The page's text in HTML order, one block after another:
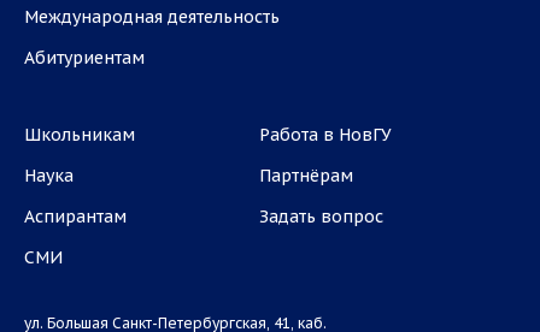
Международная деятельность
Абитуриентам
Школьникам
Наука
Аспирантам
СМИ
Работа в НовГУ
Партнёрам
Задать вопрос
ул. Большая Санкт-Петербургская, 41, каб.